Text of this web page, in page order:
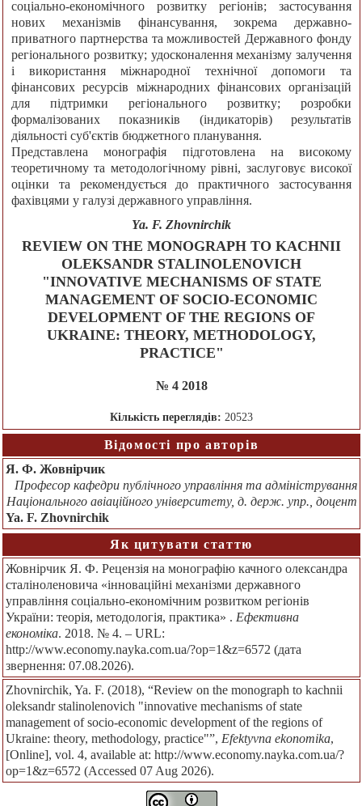
соціально-економічного розвитку регіонів; застосування
нових механізмів фінансування, зокрема державно-
приватного партнерства та можливостей Державного фонду
регіонального розвитку; удосконалення механізму залучення
і використання міжнародної технічної допомоги та
фінансових ресурсів міжнародних фінансових організацій
для підтримки регіонального розвитку; розробки
формалізованих показників (індикаторів) результатів
діяльності суб'єктів бюджетного планування.
Представлена монографія підготовлена на високому
теоретичному та методологічному рівні, заслуговує високої
оцінки та рекомендується до практичного застосування
фахівцями у галузі державного управління.
Ya. F. Zhovnirchik
REVIEW ON THE MONOGRAPH TO KACHNII
OLEKSANDR STALINOLENOVICH
"INNOVATIVE MECHANISMS OF STATE
MANAGEMENT OF SOCIO-ECONOMIC
DEVELOPMENT OF THE REGIONS OF
UKRAINE: THEORY, METHODOLOGY,
PRACTICE"
№ 4 2018
Кількість переглядів: 20523
Відомості про авторів
Я. Ф. Жовнірчик
Професор кафедри публічного управління та адміністрування
Національного авіаційного університету, д. держ. упр., доцент
Ya. F. Zhovnirchik
Як цитувати статтю
Жовнірчик Я. Ф. Рецензія на монографію качного олександра
сталіноленовича «інноваційні механізми державного
управління соціально-економічним розвитком регіонів
України: теорія, методологія, практика» . Ефективна
економіка. 2018. № 4. – URL:
http://www.economy.nayka.com.ua/?op=1&z=6572 (дата
звернення: 07.08.2026).
Zhovnirchik, Ya. F. (2018), “Review on the monograph to kachnii
oleksandr stalinolenovich "innovative mechanisms of state
management of socio-economic development of the regions of
Ukraine: theory, methodology, practice"”, Efektyvna ekonomika,
[Online], vol. 4, available at: http://www.economy.nayka.com.ua/?
op=1&z=6572 (Accessed 07 Aug 2026).